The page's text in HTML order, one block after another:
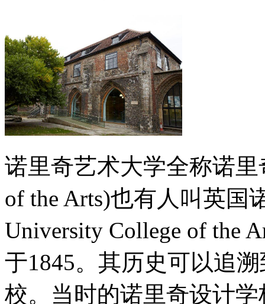
诺里奇艺术大学全称诺
of the Arts)也有人叫英国
University College of the
于1845。其历史可以追
校。当时的诺里奇设计